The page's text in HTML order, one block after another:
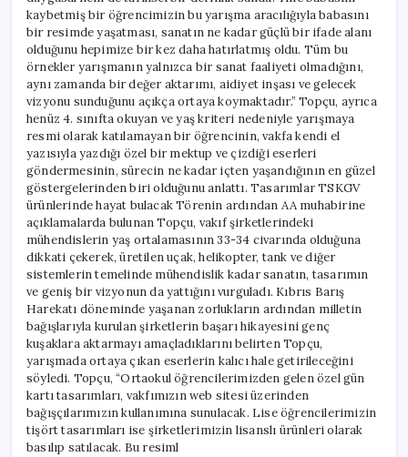
kaybetmiş bir öğrencimizin bu yarışma aracılığıyla babasını
bir resimde yaşatması, sanatın ne kadar güçlü bir ifade alanı
olduğunu hepimize bir kez daha hatırlatmış oldu. Tüm bu
örnekler yarışmanın yalnızca bir sanat faaliyeti olmadığını,
aynı zamanda bir değer aktarımı, aidiyet inşası ve gelecek
vizyonu sunduğunu açıkça ortaya koymaktadır.” Topçu, ayrıca
henüz 4. sınıfta okuyan ve yaş kriteri nedeniyle yarışmaya
resmi olarak katılamayan bir öğrencinin, vakfa kendi el
yazısıyla yazdığı özel bir mektup ve çizdiği eserleri
göndermesinin, sürecin ne kadar içten yaşandığının en güzel
göstergelerinden biri olduğunu anlattı. Tasarımlar TSKGV
ürünlerinde hayat bulacak Törenin ardından AA muhabirine
açıklamalarda bulunan Topçu, vakıf şirketlerindeki
mühendislerin yaş ortalamasının 33-34 civarında olduğuna
dikkati çekerek, üretilen uçak, helikopter, tank ve diğer
sistemlerin temelinde mühendislik kadar sanatın, tasarımın
ve geniş bir vizyonun da yattığını vurguladı. Kıbrıs Barış
Harekatı döneminde yaşanan zorlukların ardından milletin
bağışlarıyla kurulan şirketlerin başarı hikayesini genç
kuşaklara aktarmayı amaçladıklarını belirten Topçu,
yarışmada ortaya çıkan eserlerin kalıcı hale getirileceğini
söyledi. Topçu, “Ortaokul öğrencilerimizden gelen özel gün
kartı tasarımları, vakfımızın web sitesi üzerinden
bağışçılarımızın kullanımına sunulacak. Lise öğrencilerimizin
tişört tasarımları ise şirketlerimizin lisanslı ürünleri olarak
basılıp satılacak. Bu resiml